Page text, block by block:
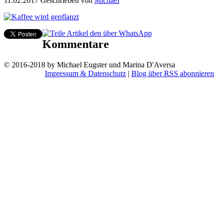
Kommentare
© 2016-2018 by Michael Eugster und Marina D'Aversa
Impressum & Datenschutz | Blog über RSS abonnieren